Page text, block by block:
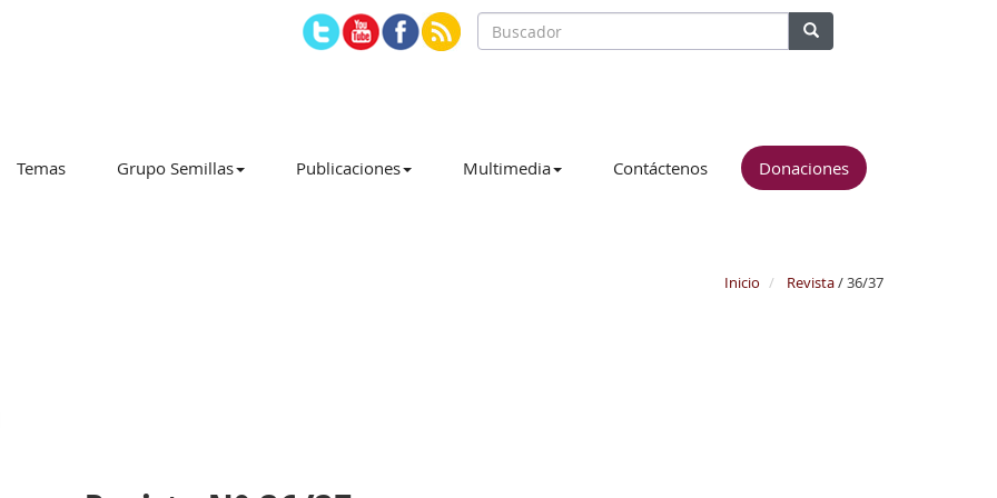
Temas Grupo Semillas Publicaciones Multimedia Contáctenos Donaciones
Inicio Revista/ 36/37